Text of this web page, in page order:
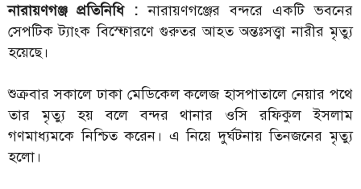
নারায়ণগঞ্জ প্রতিনিধি : নারায়ণগঞ্জের বন্দরে একটি ভবনের
সেপটিক ট্যাংক বিস্ফোরণে গুরুতর আহত অন্তঃসত্ত্বা নারীর মৃত্যু
হয়েছে।
শুক্রবার সকালে ঢাকা মেডিকেল কলেজ হাসপাতালে নেয়ার পথে
তার মৃত্যু হয় বলে বন্দর থানার ওসি রফিকুল ইসলাম
গণমাধ্যমকে নিশ্চিত করেন। এ নিয়ে দুর্ঘটনায় তিনজনের মৃত্যু
হলো।